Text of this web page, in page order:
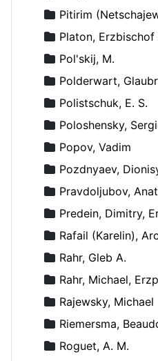
Pitirim (Netschajew),
Platon,
Pol'skij, M.
Polderwart,
Polistschuk, E. S.
Poloshensky,
Popov, Vadim
Pozdnyaev,
Pravdoljubov,
Predein, Dimitry,
Rafail (Karelin),
Rahr, Gleb A.
Rahr, Michael,
Rajewsky, Michael
Riemersma,
Roguet, A. M.